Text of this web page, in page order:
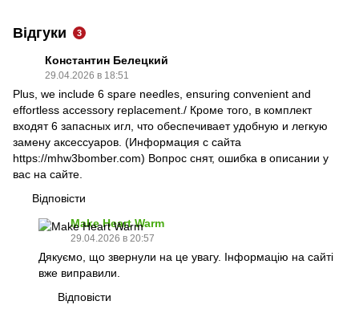
Відгуки 3
Константин Белецкий
29.04.2026 в 18:51
Plus, we include 6 spare needles, ensuring convenient and
effortless accessory replacement./ Кроме того, в комплект
входят 6 запасных игл, что обеспечивает удобную и легкую
замену аксессуаров. (Информация с сайта
https://mhw3bomber.com) Вопрос снят, ошибка в описании у
вас на сайте.
Відповісти
Make Heart Warm
29.04.2026 в 20:57
Дякуємо, що звернули на це увагу. Інформацію на сайті
вже виправили.
Відповісти